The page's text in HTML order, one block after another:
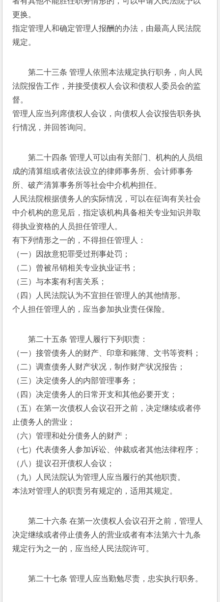
更换。
指定管理人和确定管理人报酬的办法，由最高人民法院
规定。
第二十三条 管理人依照本法规定执行职务，向人民
法院报告工作，并接受债权人会议和债权人委员会的监
督。
管理人应当列席债权人会议，向债权人会议报告职务执
行情况，并回答询问。
第二十四条 管理人可以由有关部门、机构的人员组
成的清算组或者依法设立的律师事务所、会计师事务
所、破产清算事务所等社会中介机构担任。
人民法院根据债务人的实际情况，可以在征询有关社会
中介机构的意见后，指定该机构具备相关专业知识并取
得执业资格的人员担任管理人。
有下列情形之一的，不得担任管理人：
（一）因故意犯罪受过刑事处罚；
（二）曾被吊销相关专业执业证书；
（三）与本案有利害关系；
（四）人民法院认为不宜担任管理人的其他情形。
个人担任管理人的，应当参加执业责任保险。
第二十五条 管理人履行下列职责：
（一）接管债务人的财产、印章和账簿、文书等资料；
（二）调查债务人财产状况，制作财产状况报告；
（三）决定债务人的内部管理事务；
（四）决定债务人的日常开支和其他必要开支；
（五）在第一次债权人会议召开之前，决定继续或者停
止债务人的营业；
（六）管理和处分债务人的财产；
（七）代表债务人参加诉讼、仲裁或者其他法律程序；
（八）提议召开债权人会议；
（九）人民法院认为管理人应当履行的其他职责。
本法对管理人的职责另有规定的，适用其规定。
第二十六条 在第一次债权人会议召开之前，管理人
决定继续或者停止债务人的营业或者有本法第六十九条
规定行为之一的，应当经人民法院许可。
第二十七条 管理人应当勤勉尽责，忠实执行职务。